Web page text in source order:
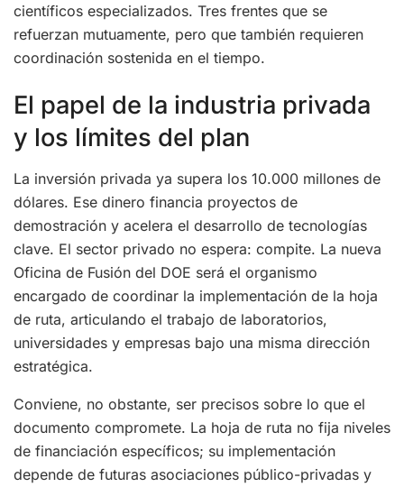
científicos especializados. Tres frentes que se
refuerzan mutuamente, pero que también requieren
coordinación sostenida en el tiempo.
El papel de la industria privada
y los límites del plan
La inversión privada ya supera los 10.000 millones de
dólares. Ese dinero financia proyectos de
demostración y acelera el desarrollo de tecnologías
clave. El sector privado no espera: compite. La nueva
Oficina de Fusión del DOE será el organismo
encargado de coordinar la implementación de la hoja
de ruta, articulando el trabajo de laboratorios,
universidades y empresas bajo una misma dirección
estratégica.
Conviene, no obstante, ser precisos sobre lo que el
documento compromete. La hoja de ruta no fija niveles
de financiación específicos; su implementación
depende de futuras asociaciones público-privadas y